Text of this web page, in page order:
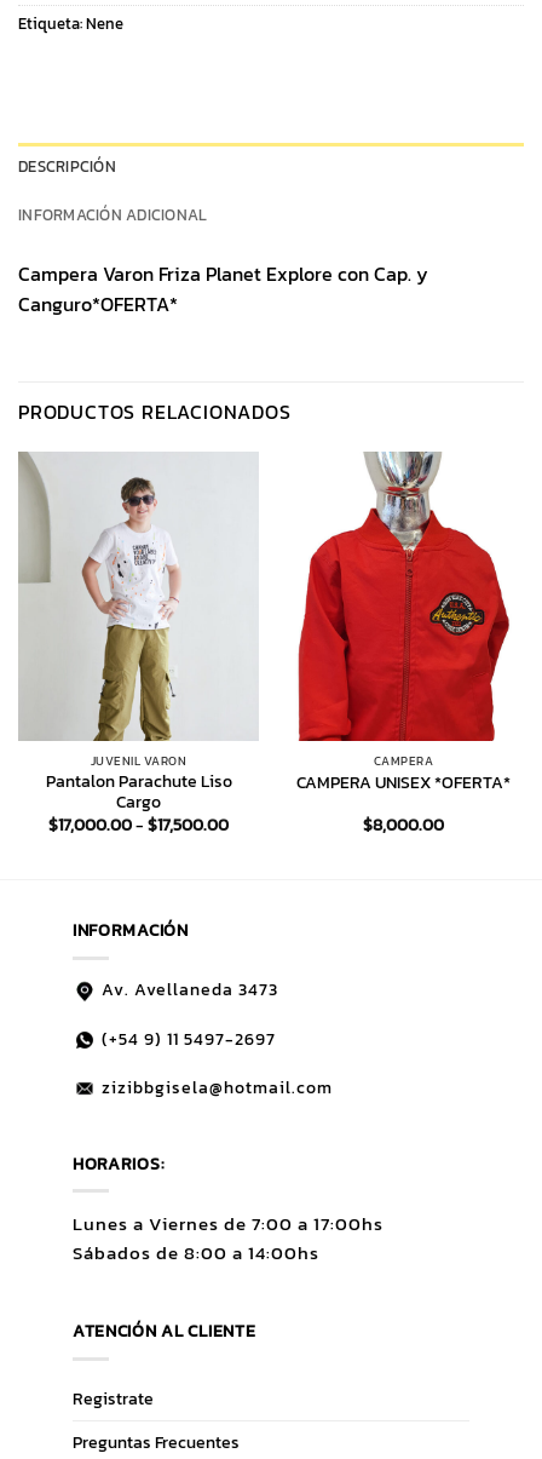
Etiqueta:Nene
DESCRIPCIÓN
INFORMACIÓN ADICIONAL
Campera Varon Friza Planet Explore con Cap. y
Canguro*OFERTA*
PRODUCTOS RELACIONADOS
JUVENIL VARON
Pantalon Parachute Liso
Cargo
$17,000.00- $17,500.00Rango
CAMPERA
CAMPERA UNISEX *OFERTA*
$8,000.00
INFORMACIÓN
Av. Avellaneda 3473
(+54 9) 11 5497-2697
zizibbgisela@hotmail.com
HORARIOS:
Lunes a Viernes de 7:00 a 17:00hs
Sábados de 8:00 a 14:00hs
ATENCIÓN AL CLIENTE
Registrate
Preguntas Frecuentes